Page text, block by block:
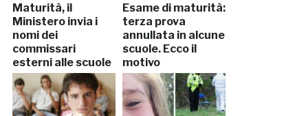
Maturità, il
Ministero invia i
nomi dei
commissari
esterni alle scuole
Esame di maturità:
terza prova
annullata in alcune
scuole. Ecco il
motivo